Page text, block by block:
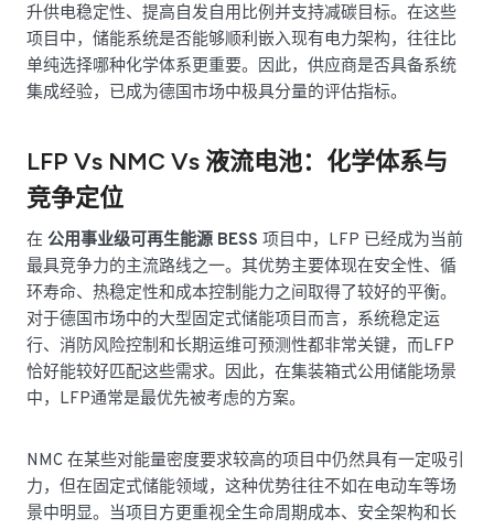
升供电稳定性、提高自发自用比例并支持减碳目标。在这些
项目中，储能系统是否能够顺利嵌入现有电力架构，往往比
单纯选择哪种化学体系更重要。因此，供应商是否具备系统
集成经验，已成为德国市场中极具分量的评估指标。
LFP Vs NMC Vs 液流电池：化学体系与
竞争定位
在 公用事业级可再生能源 BESS 项目中，LFP 已经成为当前
最具竞争力的主流路线之一。其优势主要体现在安全性、循
环寿命、热稳定性和成本控制能力之间取得了较好的平衡。
对于德国市场中的大型固定式储能项目而言，系统稳定运
行、消防风险控制和长期运维可预测性都非常关键，而LFP
恰好能较好匹配这些需求。因此，在集装箱式公用储能场景
中，LFP通常是最优先被考虑的方案。
NMC 在某些对能量密度要求较高的项目中仍然具有一定吸引
力，但在固定式储能领域，这种优势往往不如在电动车等场
景中明显。当项目方更重视全生命周期成本、安全架构和长